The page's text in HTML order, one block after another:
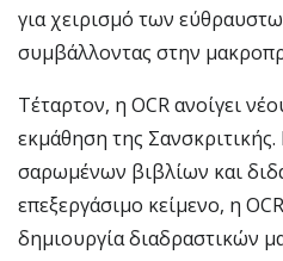
για χειρισμό των
συμβάλλοντας στην
Τέταρτον, η OCR ανοίγει
εκμάθηση της
σαρωμένων βιβλίων και
επεξεργάσιμο κείμενο, η
δημιουργία διαδραστικών